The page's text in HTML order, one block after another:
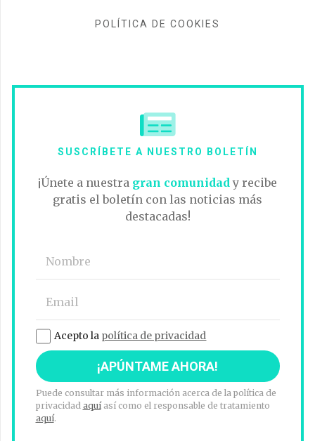
POLÍTICA DE COOKIES
SUSCRÍBETE A NUESTRO BOLETÍN
¡Únete a nuestra gran comunidady recibe
gratis el boletín con las noticias más
destacadas!
Acepto la política de privacidad
Puede consultar más información acerca de la política de
privacidad aquíasí como el responsable de tratamiento
aquí.